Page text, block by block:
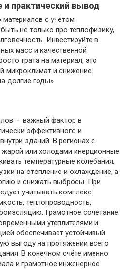
и практический вывод
с учётом
не только про теплофизику,
Инвестируйте в
масс и качественной
трата на материал, это
микроклимат и снижение
долгие годы»
— важный фактор в
эффективного и
зданий. В регионах с
или холодами инерционные
температурные колебания,
на отопление и охлаждение, а
и снижать выбросы. При
учитывать комплекс
теплопроводность,
Грамотное сочетание
утеплителями и
обеспечивает устойчивый
выгоду на протяжении всего
В конечном счёте именно
и грамотное инженерное